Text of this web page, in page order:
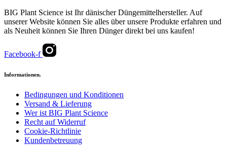
BIG Plant Science ist Ihr dänischer Düngemittelhersteller. Auf
unserer Website können Sie alles über unsere Produkte erfahren und
als Neuheit können Sie Ihren Dünger direkt bei uns kaufen!
Facebook-f
Informationen.
Bedingungen und Konditionen
Versand & Lieferung
Wer ist BIG Plant Science
Recht auf Widerruf
Cookie-Richtlinie
Kundenbetreuung